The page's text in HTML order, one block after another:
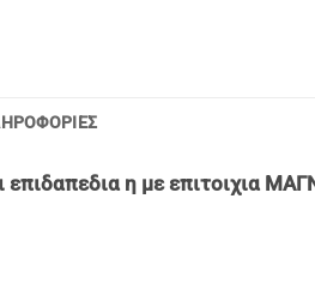
επιδαπεδια η με επιτοιχια